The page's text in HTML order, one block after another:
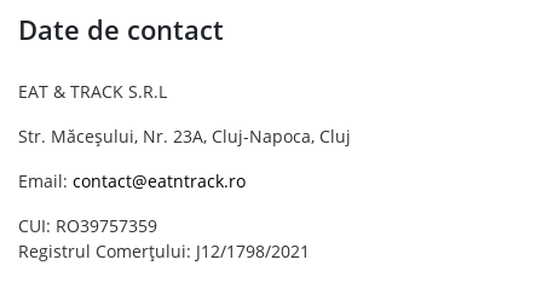
Date de contact
EAT & TRACK S.R.L
Str. Măceșului, Nr. 23A, Cluj-Napoca, Cluj
Email: contact@eatntrack.ro
CUI: RO39757359
Registrul Comerțului: J12/1798/2021